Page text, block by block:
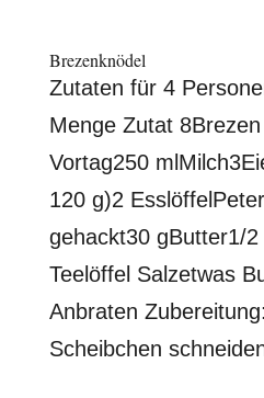
Brezenknödel
Zutaten für 4
Menge Zutat
Vortag250
120 g)2
gehackt30 gButter1/2
Teelöffel Salzetwas
Anbraten
Scheibchen